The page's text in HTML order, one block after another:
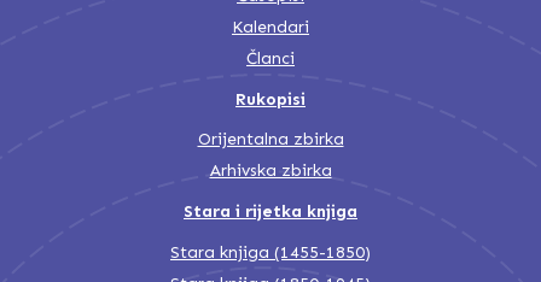
Kalendari
Članci
Rukopisi
Orijentalna zbirka
Arhivska zbirka
Stara i rijetka knjiga
Stara knjiga (1455-1850)